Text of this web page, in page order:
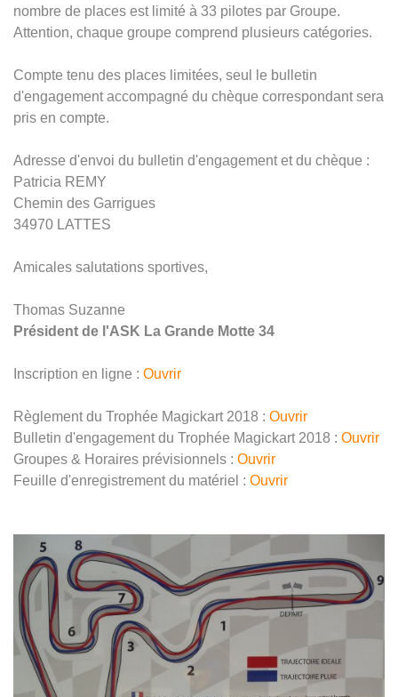
nombre de places est limité à 33 pilotes par Groupe.
Attention, chaque groupe comprend plusieurs catégories.
Compte tenu des places limitées, seul le bulletin
d'engagement accompagné du chèque correspondant sera
pris en compte.
Adresse d'envoi du bulletin d'engagement et du chèque :
Patricia REMY
Chemin des Garrigues
34970 LATTES
Amicales salutations sportives,
Thomas Suzanne
Président de l'ASK La Grande Motte 34
Inscription en ligne : Ouvrir
Règlement du Trophée Magickart 2018 : Ouvrir
Bulletin d'engagement du Trophée Magickart 2018 : Ouvrir
Groupes & Horaires prévisionnels : Ouvrir
Feuille d'enregistrement du matériel : Ouvrir